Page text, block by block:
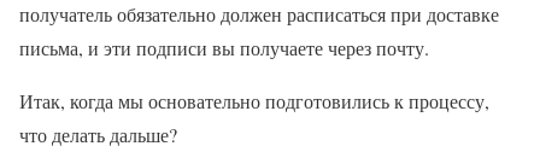
получатель обязательно должен расписаться при доставке
письма, и эти подписи вы получаете через почту.
Итак, когда мы основательно подготовились к процессу,
что делать дальше?